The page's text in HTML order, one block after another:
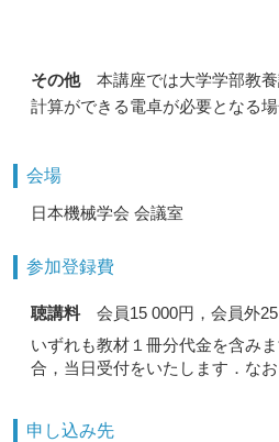
その他本講座では大学学部教養
計算ができる電卓が必要となる
会場
日本機械学会 会議室
参加登録費
聴講料 会員15 000円，会員外
いずれも教材１冊分代金を含み
合，当日受付をいたします．な
申し込み先